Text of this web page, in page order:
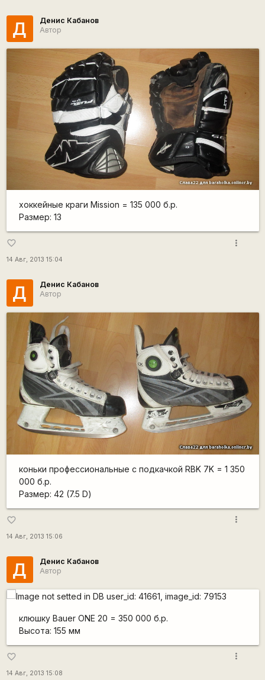
Д
Денис Кабанов
Автор
хоккейные краги Mission = 135 000 б.р.
Размер: 13
favorite_border
14 Авг, 2013 15:04
more_vert
Д
Денис Кабанов
Автор
коньки профессиональные с подкачкой RBK 7K = 1 350
000 б.р.
Размер: 42 (7.5 D)
favorite_border
14 Авг, 2013 15:06
more_vert
Д
Денис Кабанов
Автор
клюшку Bauer ONE 20 = 350 000 б.р.
Высота: 155 мм
favorite_border
14 Авг, 2013 15:08
more_vert